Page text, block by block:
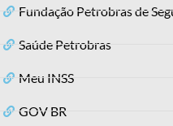
Fundação Petrobras de
Saúde Petrobras
Meu INSS
GOV BR